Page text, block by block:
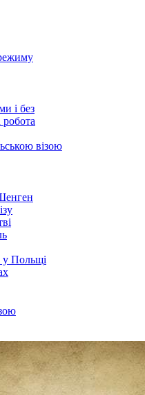
і без
робота
візою
у Польщі